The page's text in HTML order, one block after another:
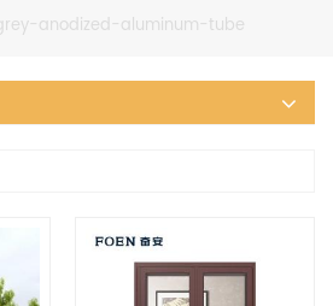
anodized-aluminum-tube